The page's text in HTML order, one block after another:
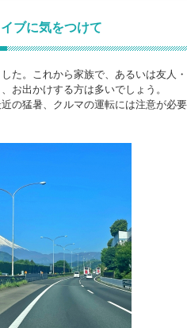
ブに気をつけて
た。これから家族で、あるいは友人
お出かけする方は多いでしょう。
の猛暑、クルマの運転には注意が必